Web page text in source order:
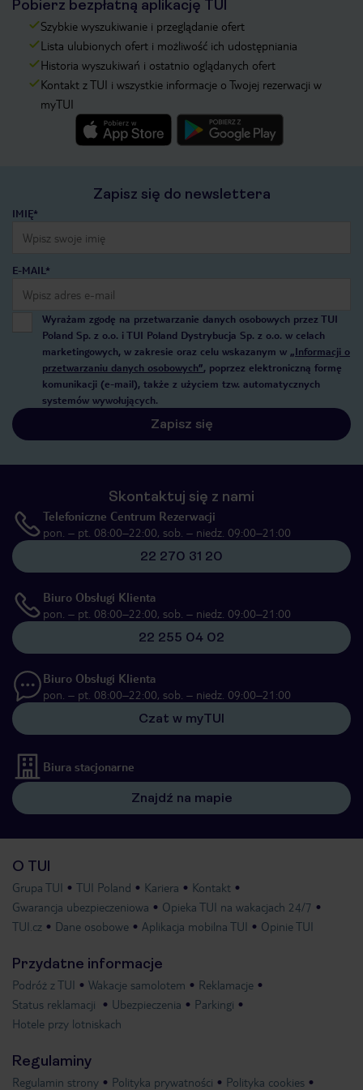
Pobierz bezpłatną aplikację TUI
Szybkie wyszukiwanie i przeglądanie ofert
Lista ulubionych ofert i możliwość ich udostępniania
Historia wyszukiwań i ostatnio oglądanych ofert
Kontakt z TUI i wszystkie informacje o Twojej rezerwacji w
myTUI
Zapisz się do newslettera
IMIĘ*
E-MAIL*
Wyrażam zgodę na przetwarzanie danych osobowych przez TUI
Poland Sp. z o.o. i TUI Poland Dystrybucja Sp. z o.o. w celach
marketingowych, w zakresie oraz celu wskazanym w „Informacji o
przetwarzaniu danych osobowych”, poprzez elektroniczną formę
komunikacji (e-mail), także z użyciem tzw. automatycznych
systemów wywołujących.
Zapisz się
Skontaktuj się z nami
Telefoniczne Centrum Rezerwacji
pon. – pt. 08:00–22:00, sob. – niedz. 09:00–21:00
22 270 31 20
Biuro Obsługi Klienta
pon. – pt. 08:00–22:00, sob. – niedz. 09:00–21:00
22 255 04 02
Biuro Obsługi Klienta
pon. – pt. 08:00–22:00, sob. – niedz. 09:00–21:00
Czat w myTUI
Biura stacjonarne
Znajdź na mapie
O TUI
Grupa TUI TUI Poland Kariera
Kontakt
Gwarancja ubezpieczeniowa
Opieka TUI na wakacjach 24/7
TUI.cz
Dane osobowe Aplikacja mobilna TUI Opinie TUI
Przydatne informacje
Podróż z TUI Wakacje samolotem
Reklamacje
Status reklamacji
Ubezpieczenia
Parkingi
Hotele przy lotniskach
Regulaminy
Regulamin strony Polityka prywatności Polityka cookies